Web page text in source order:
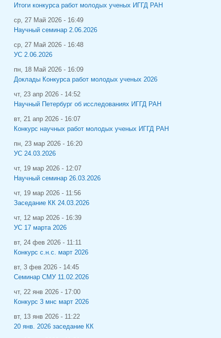
Итоги конкурса работ молодых ученых ИГГД РАН
ср, 27 Май 2026 - 16:49
Научный семинар 2.06.2026
ср, 27 Май 2026 - 16:48
УС 2.06.2026
пн, 18 Май 2026 - 16:09
Доклады Конкурса работ молодых ученых 2026
чт, 23 апр 2026 - 14:52
Научный Петербург об исследованиях ИГГД РАН
вт, 21 апр 2026 - 16:07
Конкурс научных работ молодых ученых ИГГД РАН
пн, 23 мар 2026 - 16:20
УС 24.03.2026
чт, 19 мар 2026 - 12:07
Научный семинар 26.03.2026
чт, 19 мар 2026 - 11:56
Заседание КК 24.03.2026
чт, 12 мар 2026 - 16:39
УС 17 марта 2026
вт, 24 фев 2026 - 11:11
Конкурс с.н.с. март 2026
вт, 3 фев 2026 - 14:45
Семинар СМУ 11.02.2026
чт, 22 янв 2026 - 17:00
Конкурс 3 мнс март 2026
вт, 13 янв 2026 - 11:22
20 янв. 2026 заседание КК